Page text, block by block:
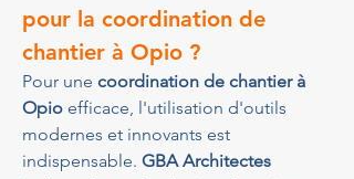
pour la coordination de
chantier à Opio ?
Pour une coordination de chantier à
Opio efficace, l'utilisation d'outils
modernes et innovants est
indispensable. GBA Architectes